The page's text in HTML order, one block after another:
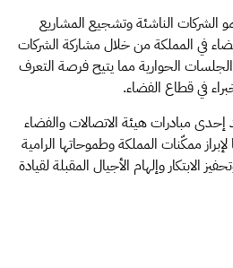
الشركات الناشئة وتشجيع المشاريع
في المملكة من خلال مشاركة الشركات
الحوارية مما يتيح فرصة التعرف
في قطاع الفضاء.
مبادرات هيئة الاتصالات والفضاء
ممكّنات المملكة وطموحاتها الرامية
الابتكار وإلهام الأجيال المقبلة لقيادة